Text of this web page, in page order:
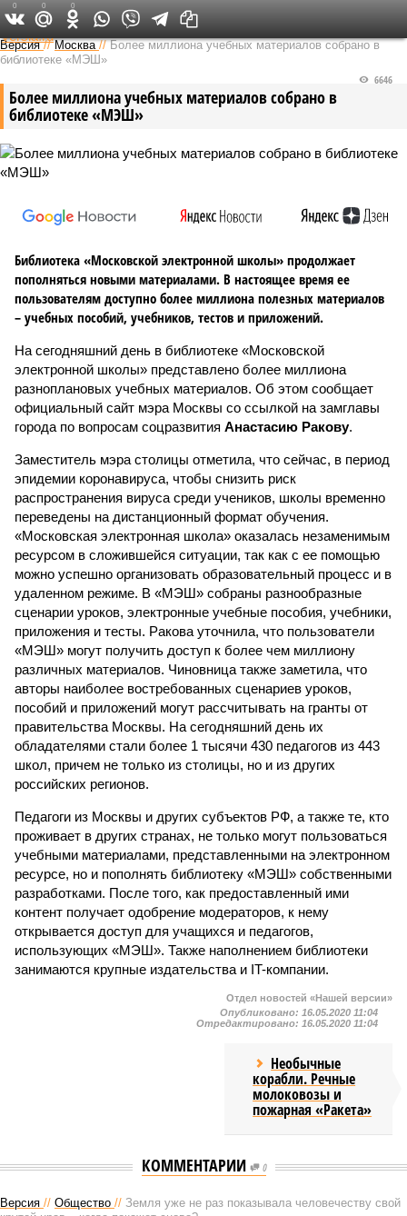
Федеральный выпуск
Версия //Москва //Более миллиона учебных материалов собрано в
библиотеке «МЭШ»
Более миллиона учебных материалов собрано в
библиотеке «МЭШ»
6646
Библиотека «Московской электронной школы» продолжает
пополняться новыми материалами. В настоящее время ее
пользователям доступно более миллиона полезных материалов
– учебных пособий, учебников, тестов и приложений.
На сегодняшний день в библиотеке «Московской
электронной школы» представлено более миллиона
разноплановых учебных материалов. Об этом сообщает
официальный сайт мэра Москвы со ссылкой на замглавы
города по вопросам соцразвития Анастасию Ракову.
Заместитель мэра столицы отметила, что сейчас, в период
эпидемии коронавируса, чтобы снизить риск
распространения вируса среди учеников, школы временно
переведены на дистанционный формат обучения.
«Московская электронная школа» оказалась незаменимым
ресурсом в сложившейся ситуации, так как с ее помощью
можно успешно организовать образовательный процесс и в
удаленном режиме. В «МЭШ» собраны разнообразные
сценарии уроков, электронные учебные пособия, учебники,
приложения и тесты. Ракова уточнила, что пользователи
«МЭШ» могут получить доступ к более чем миллиону
различных материалов. Чиновница также заметила, что
авторы наиболее востребованных сценариев уроков,
пособий и приложений могут рассчитывать на гранты от
правительства Москвы. На сегодняшний день их
обладателями стали более 1 тысячи 430 педагогов из 443
школ, причем не только из столицы, но и из других
российских регионов.
Педагоги из Москвы и других субъектов РФ, а также те, кто
проживает в других странах, не только могут пользоваться
учебными материалами, представленными на электронном
ресурсе, но и пополнять библиотеку «МЭШ» собственными
разработками. После того, как предоставленный ими
контент получает одобрение модераторов, к нему
открывается доступ для учащихся и педагогов,
использующих «МЭШ». Также наполнением библиотеки
занимаются крупные издательства и IT-компании.
0 0 0
Отдел новостей «Нашей версии»
Опубликовано: 16.05.2020 11:04
Отредактировано: 16.05.2020 11:04
Необычные
корабли. Речные
молоковозы и
пожарная «Ракета»
КОММЕНТАРИИ 0
Версия // Общество // Земля уже не раз показывала человечеству свой